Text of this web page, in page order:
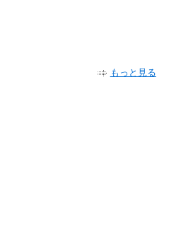
もっと見る